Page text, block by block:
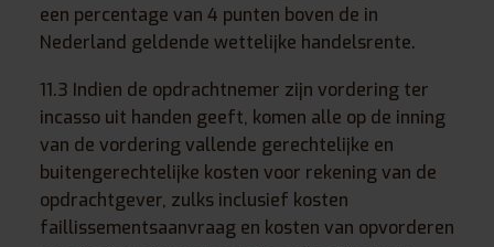
een percentage van 4 punten boven de in
Nederland geldende wettelijke handelsrente.
11.3 Indien de opdrachtnemer zijn vordering ter
incasso uit handen geeft, komen alle op de inning
van de vordering vallende gerechtelijke en
buitengerechtelijke kosten voor rekening van de
opdrachtgever, zulks inclusief kosten
faillissementsaanvraag en kosten van opvorderen